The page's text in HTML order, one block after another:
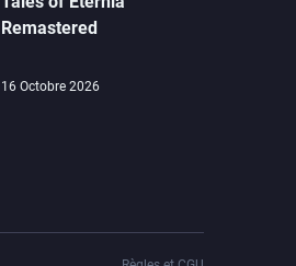
Remastered
16 Octobre 2026